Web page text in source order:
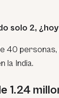
solo 2,
40
la India.
1.24